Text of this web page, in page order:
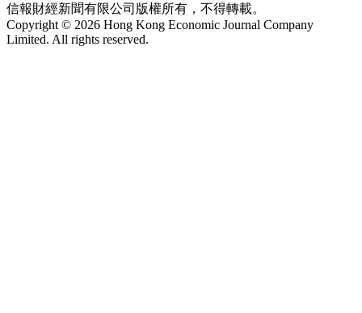
信報財經新聞有限公司版權所有，不得轉載。
Copyright © 2026 Hong Kong Economic Journal Company
Limited. All rights reserved.